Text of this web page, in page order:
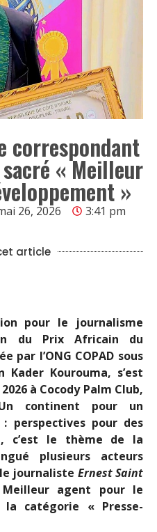
correspondant
« Meilleur
»
26, 2026
3:41 pm
article
pour le journalisme
du Prix Africain du
e par l’ONG COPAD sous
Kader Kourouma, s’est
à Cocody Palm Club,
continent pour un
perspectives pour des
c’est le thème de la
plusieurs acteurs
journaliste Ernest Saint
agent pour le
la catégorie « Presse-